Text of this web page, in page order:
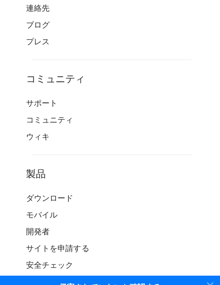
連絡先
ブログ
プレス
コミュニティ
サポート
コミュニティ
ウィキ
製品
ダウンロード
モバイル
開発者
サイトを申請する
安全チェック